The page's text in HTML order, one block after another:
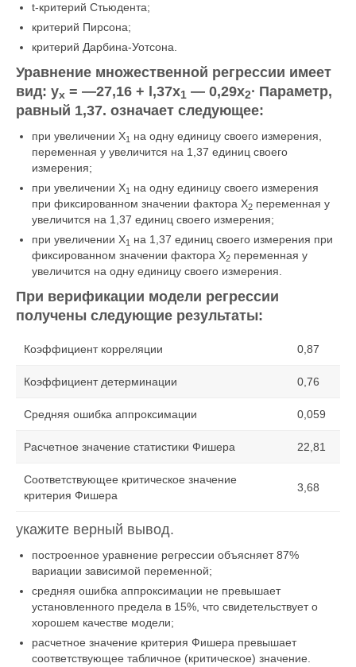
t-критерий Стьюдента;
критерий Пирсона;
критерий Дарбина-Уотсона.
Уравнение множественной регрессии имеет
вид: ух = —27,16 + ,37x1 — 0,29x2∙ Параметр,
равный 1,37. означает следующее:
при увеличении X1 на одну единицу своего измерения,
переменная у увеличится на 1,37 единиц своего
измерения;
при увеличении X1 на одну единицу своего измерения
при фиксированном значении фактора X2 переменная у
увеличится на 1,37 единиц своего измерения;
при увеличении X1 на 1,37 единиц своего измерения при
фиксированном значении фактора X2 переменная у
увеличится на одну единицу своего измерения.
При верификации модели регрессии
получены следующие результаты:
Коэффициент корреляции 0,87
Коэффициент детерминации 0,76
Средняя ошибка аппроксимации 0,059
Расчетное значение статистики Фишера 22,81
Соответствующее критическое значение
критерия Фишера
3,68
укажите верный вывод.
построенное уравнение регрессии объясняет 87%
вариации зависимой переменной;
средняя ошибка аппроксимации не превышает
установленного предела в 15%, что свидетельствует о
хорошем качестве модели;
расчетное значение критерия Фишера превышает
соответствующее табличное (критическое) значение.